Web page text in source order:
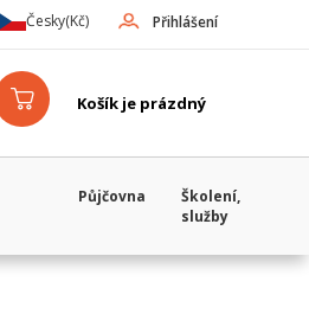
Přihlášení
Česky(Kč)
Košík je prázdný
Půjčovna
Školení,
služby